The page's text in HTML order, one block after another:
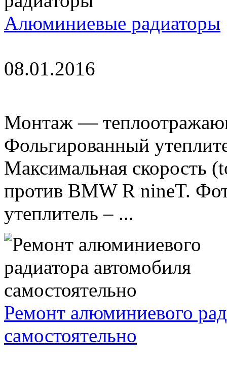
Алюминиевые радиаторы
08.01.2016
Монтаж —
Фольгированный
Максимальная скорость
против BMW R nineT.
утеплитель – ...
Ремонт алюминиевого
самостоятельно